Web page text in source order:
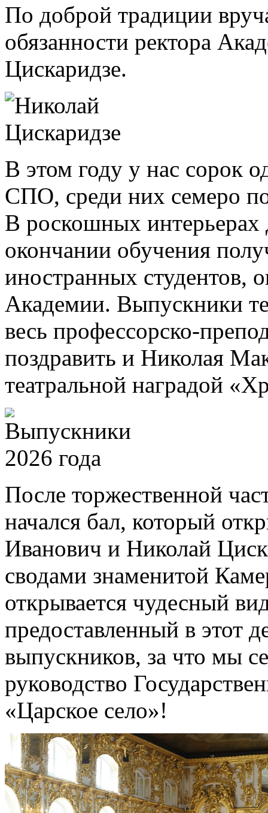
По доброй традиции
обязанности ректора
Цискаридзе.
В этом году у нас сорок
СПО, среди них семеро
В роскошных интерьерах
окончании обучения
иностранных студентов,
Академии. Выпускники
весь профессорско-
поздравить и Николая
театральной наградой
После торжественной
начался бал, который
Иванович и Николай
сводами знаменитой
открывается чудесный
предоставленный в этот
выпускников, за что мы
руководство
«Царское село»!